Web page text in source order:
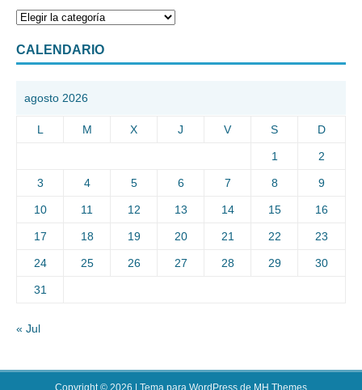
CALENDARIO
agosto 2026
L M X J V S D
1 2
3 4 5 6 7 8 9
10 11 12 13 14 15 16
17 18 19 20 21 22 23
24 25 26 27 28 29 30
31
« Jul
Copyright © 2026 | Tema para WordPress de MH Themes